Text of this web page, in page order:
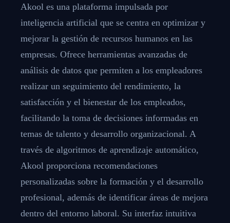
Akool es una plataforma impulsada por
inteligencia artificial que se centra en optimizar y
mejorar la gestión de recursos humanos en las
empresas. Ofrece herramientas avanzadas de
análisis de datos que permiten a los empleadores
realizar un seguimiento del rendimiento, la
satisfacción y el bienestar de los empleados,
facilitando la toma de decisiones informadas en
temas de talento y desarrollo organizacional. A
través de algoritmos de aprendizaje automático,
Akool proporciona recomendaciones
personalizadas sobre la formación y el desarrollo
profesional, además de identificar áreas de mejora
dentro del entorno laboral. Su interfaz intuitiva